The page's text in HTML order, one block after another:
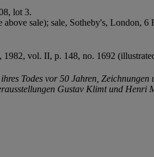
lot 3.
sale); sale, Sotheby's, London, 6
1982, vol. II, p. 148, no. 1692
Todes vor 50 Jahren, Zeichnungen
Gustav Klimt und Henri